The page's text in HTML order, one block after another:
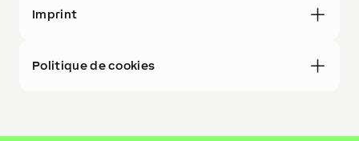
Imprint
Politique de cookies